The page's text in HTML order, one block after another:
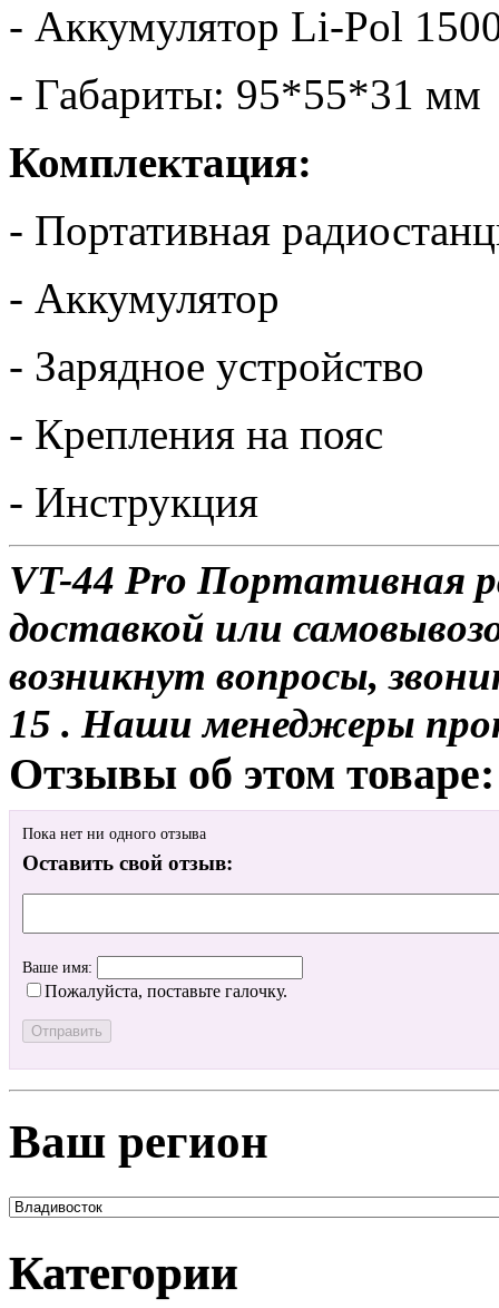
- Аккумулятор Li-Pol
- Габариты: 95*55*31 мм
Комплектация:
- Портативная
- Аккумулятор
- Зарядное устройство
- Крепления на пояс
- Инструкция
VT-44 Pro Портативная
доставкой или
возникнут вопросы,
15 . Наши менеджеры
Отзывы об этом товаре:
Пока нет ни одного отзыва
Оставить свой отзыв:
Ваше имя:
Пожалуйста, поставьте галочку.
Ваш регион
Категории